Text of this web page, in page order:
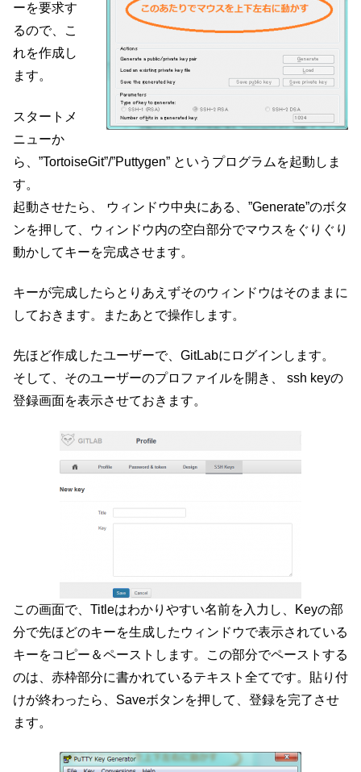
ーを要求す
るので、こ
れを作成し
ます。
スタートメ
ニューか
ら、”TortoiseGit”/”Puttygen” というプログラムを起動しま
す。
起動させたら、 ウィンドウ中央にある、”Generate”のボタ
ンを押して、ウィンドウ内の空白部分でマウスをぐりぐり
動かしてキーを完成させます。
キーが完成したらとりあえずそのウィンドウはそのままに
しておきます。またあとで操作します。
先ほど作成したユーザーで、GitLabにログインします。
そして、そのユーザーのプロファイルを開き、 ssh keyの
登録画面を表示させておきます。
この画面で、Titleはわかりやすい名前を入力し、Keyの部
分で先ほどのキーを生成したウィンドウで表示されている
キーをコピー＆ペーストします。この部分でペーストする
のは、赤枠部分に書かれているテキスト全てです。貼り付
けが終わったら、Saveボタンを押して、登録を完了させ
ます。